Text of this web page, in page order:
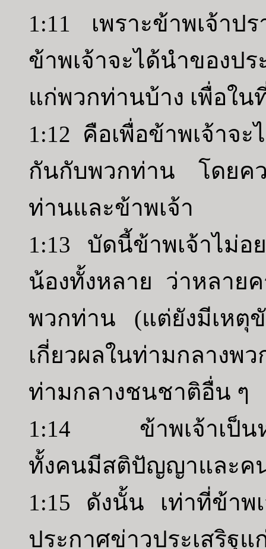
1:11 เพราะข้าพเจ้าป
ข้าพเจ้าจะได้นำของ
แก่พวกท่านบ้าง เพื่อใ
1:12 คือเพื่อข้าพเจ้าจ
กันกับพวกท่าน โดยคว
ท่านและข้าพเจ้า
1:13 บัดนี้ข้าพเจ้าไม่
น้องทั้งหลาย ว่าหลายค
พวกท่าน (แต่ยังมีเหตุ
เกี่ยวผลในท่ามกลางพ
ท่ามกลางชนชาติอื่น ๆ
1:14 ข้าพเจ้าเป็นห
ทั้งคนมีสติปัญญาและ
1:15 ดังนั้น เท่าที่ข้าพ
ประกาศข่าวประเสริฐ